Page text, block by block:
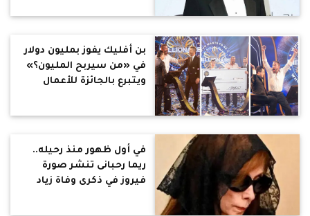
بن أفليك يفوز بمليون دولار
في «من سيربح المليون؟»
ويتبرع بالجائزة للأعمال
في أول ظهور منذ رحيله..
ريما رحبانى تنشر صورة
فيروز في ذكرى وفاة زياد